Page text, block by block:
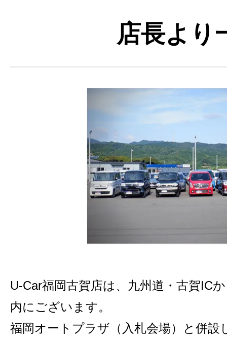
店長より
U-Car福岡古賀店は、九州道・古賀IC
内にございます。
福岡オートプラザ（入札会場）と併設